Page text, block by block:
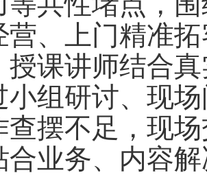
营、上门精准
授课讲师结合
小组研讨、现
查摆不足，现
合业务、内容